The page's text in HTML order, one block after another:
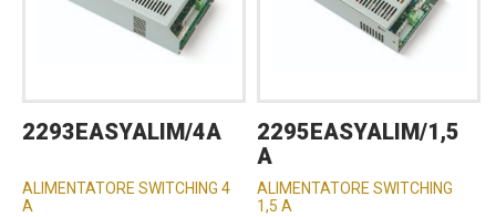
2293EASYALIM/4A
ALIMENTATORE SWITCHING 4
A
2295EASYALIM/1,5
A
ALIMENTATORE SWITCHING
1,5 A